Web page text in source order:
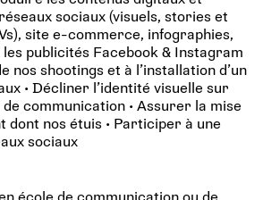
sociaux (visuels, stories et
site e-commerce, infographies,
publicités Facebook & Instagram
nos shootings et à l’installation d’un
• Décliner l’identité visuelle sur
communication • Assurer la mise
dont nos étuis • Participer à une
sociaux
école de communication ou de